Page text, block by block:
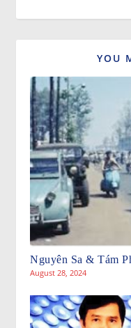
YOU
Nguyên Sa & Tám
August 28, 2024